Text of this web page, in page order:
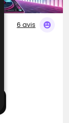
6 avis